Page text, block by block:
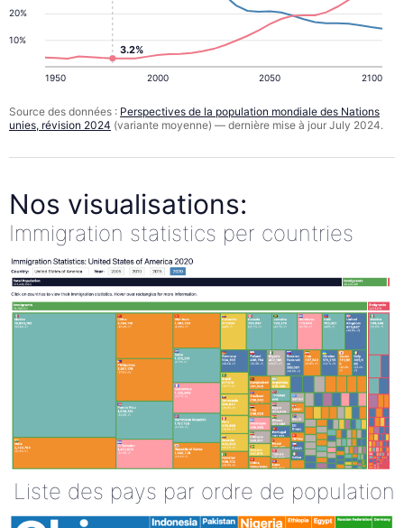
10%
20%
1950 2000 2050 2100
3.2%
Source des données : Perspectives de la population mondiale des Nations
unies, révision 2024 (variante moyenne) — dernière mise à jour July 2024.
Nos visualisations:
Immigration statistics per countries
Liste des pays par ordre de population